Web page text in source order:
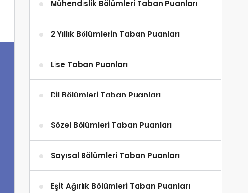
Mühendislik Bölümleri Taban Puanları
2 Yıllık Bölümlerin Taban Puanları
Lise Taban Puanları
Dil Bölümleri Taban Puanları
Sözel Bölümleri Taban Puanları
Sayısal Bölümleri Taban Puanları
Eşit Ağırlık Bölümleri Taban Puanları